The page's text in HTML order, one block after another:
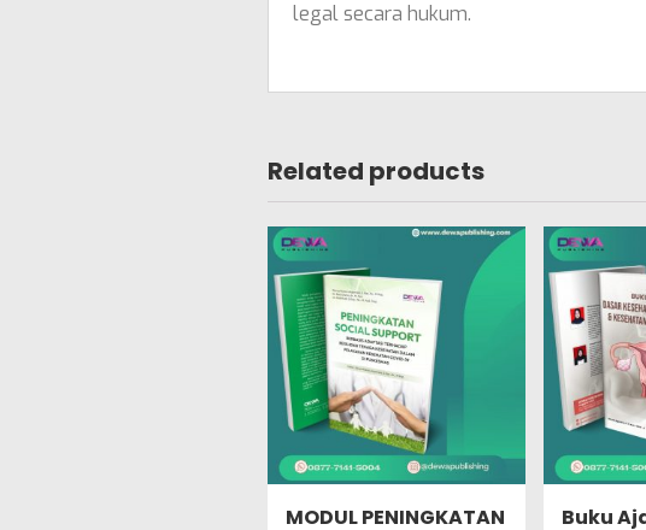
legal secara hukum.
Related products
MODUL PENINGKATAN
Buku